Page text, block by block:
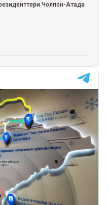
Чолпон-Атада